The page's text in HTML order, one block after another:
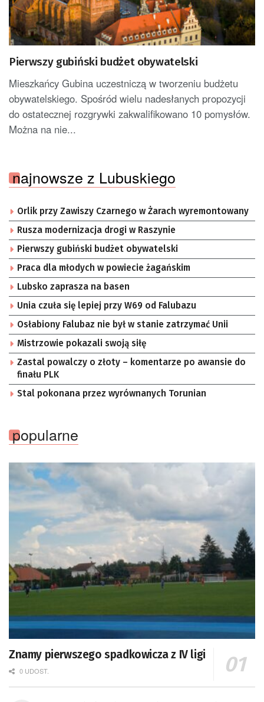
Pierwszy gubiński budżet obywatelski
Mieszkańcy Gubina uczestniczą w tworzeniu budżetu
obywatelskiego. Spośród wielu nadesłanych propozycji
do ostatecznej rozgrywki zakwalifikowano 10 pomysłów.
Można na nie...
najnowsze z Lubuskiego
Orlik przy Zawiszy Czarnego w Żarach wyremontowany
Rusza modernizacja drogi w Raszynie
Pierwszy gubiński budżet obywatelski
Praca dla młodych w powiecie żagańskim
Lubsko zaprasza na basen
Unia czuła się lepiej przy W69 od Falubazu
Osłabiony Falubaz nie był w stanie zatrzymać Unii
Mistrzowie pokazali swoją siłę
Zastal powalczy o złoty – komentarze po awansie do
finału PLK
Stal pokonana przez wyrównanych Torunian
popularne
Znamy pierwszego spadkowicza z IV ligi
0 UDOST.